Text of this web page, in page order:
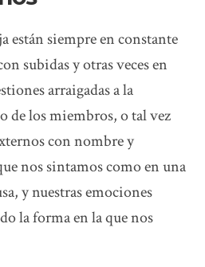
están siempre en constante
subidas y otras veces en
arraigadas a la
de los miembros, o tal vez
con nombre y
nos sintamos como en una
y nuestras emociones
la forma en la que nos